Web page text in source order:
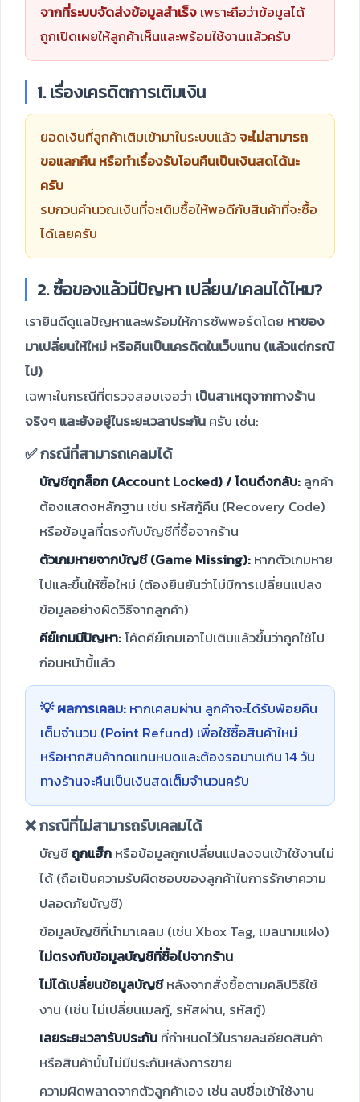
จากที่ระบบจัดส่งข้อมูลสำเร็จ เพราะถือว่าข้อมูลได้
ถูกเปิดเผยให้ลูกค้าเห็นและพร้อมใช้งานแล้วครับ
1. เรื่องเครดิตการเติมเงิน
ยอดเงินที่ลูกค้าเติมเข้ามาในระบบแล้วจะไม่สามารถ
ขอแลกคืน หรือทำเรื่องรับโอนคืนเป็นเงินสดได้นะ
ครับ
รบกวนคำนวณเงินที่จะเติมซื้อให้พอดีกับสินค้าที่จะซื้อ
ได้เลยครับ
2. ซื้อของแล้วมีปัญหา เปลี่ยน/เคลมได้ไหม?
เรายินดีดูแลปัญหาและพร้อมให้การซัพพอร์ตโดย หาของ
มาเปลี่ยนให้ใหม่ หรือคืนเป็นเครดิตในเว็บแทน (แล้วแต่กรณี
ไป)
เฉพาะในกรณีที่ตรวจสอบเจอว่า เป็นสาเหตุจากทางร้าน
จริงๆ และยังอยู่ในระยะเวลาประกัน ครับ เช่น:
✅ กรณีที่สามารถเคลมได้
บัญชีถูกล็อก (Account Locked) / โดนดึงกลับ: ลูกค้า
ต้องแสดงหลักฐาน เช่น รหัสกู้คืน (Recovery Code)
หรือข้อมูลที่ตรงกับบัญชีที่ซื้อจากร้าน
ตัวเกมหายจากบัญชี (Game Missing): หากตัวเกมหาย
ไปและขึ้นให้ซื้อใหม่ (ต้องยืนยันว่าไม่มีการเปลี่ยนแปลง
ข้อมูลอย่างผิดวิธีจากลูกค้า)
คีย์เกมมีปัญหา:โค้ดคีย์เกมเอาไปเติมแล้วขึ้นว่าถูกใช้ไป
ก่อนหน้านี้แล้ว
💡 ผลการเคลม: หากเคลมผ่าน ลูกค้าจะได้รับพ้อยคืน
เต็มจำนวน (Point Refund) เพื่อใช้ซื้อสินค้าใหม่
หรือหากสินค้าทดแทนหมดและต้องรอนานเกิน 14 วัน
ทางร้านจะคืนเป็นเงินสดเต็มจำนวนครับ
❌ กรณีที่ไม่สามารถรับเคลมได้
บัญชีถูกแฮ็ก หรือข้อมูลถูกเปลี่ยนแปลงจนเข้าใช้งานไม่
ได้ (ถือเป็นความรับผิดชอบของลูกค้าในการรักษาความ
ปลอดภัยบัญชี)
ข้อมูลบัญชีที่นำมาเคลม (เช่น Xbox Tag, เมลนามแฝง)
ไม่ตรงกับข้อมูลบัญชีที่ซื้อไปจากร้าน
ไม่ได้เปลี่ยนข้อมูลบัญชีหลังจากสั่งซื้อตามคลิปวิธีใช้
งาน (เช่น ไม่เปลี่ยนเมลกู้, รหัสผ่าน, รหัสกู้)
เลยระยะเวลารับประกัน ที่กำหนดไว้ในรายละเอียดสินค้า
หรือสินค้านั้นไม่มีประกันหลังการขาย
ความผิดพลาดจากตัวลูกค้าเอง เช่น ลบชื่อเข้าใช้งาน